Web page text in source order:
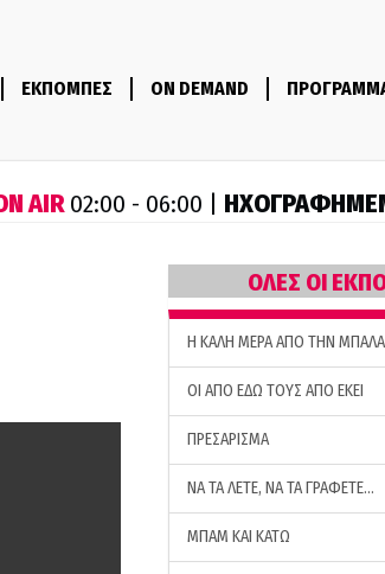
ΕΚΠΟΜΠΕΣ ON DEMAND
AIR02:00 - 06:00 |
ΟΛΕΣ ΟΙ
H ΚΑΛΗ ΜΕΡΑ ΑΠΟ ΤΗΝ ΜΠΑΛΑ
ΟΙ ΑΠΟ ΕΔΩ ΤΟΥΣ ΑΠΟ ΕΚΕΙ
ΠΡΕΣΑΡΙΣΜΑ
ΝΑ ΤΑ ΛΕΤΕ, ΝΑ ΤΑ ΓΡΑΦΕΤΕ…
ΜΠΑΜ ΚΑΙ ΚΑΤΩ